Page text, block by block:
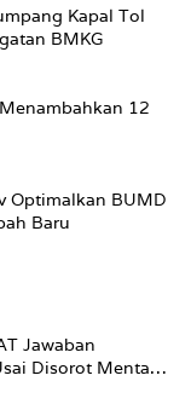
Kapal Tol
BMKG
12
Optimalkan BUMD
Baru
Jawaban
Disorot Mentan